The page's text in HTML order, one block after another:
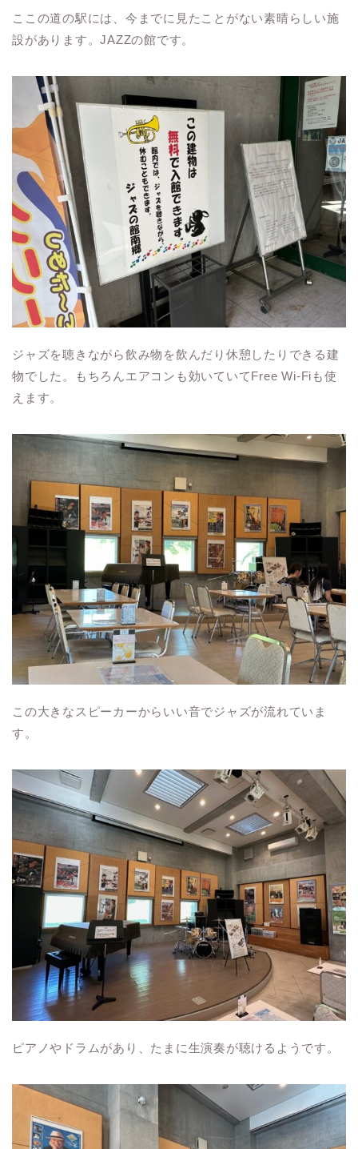
ここの道の駅には、今までに見たことがない素晴らしい施
設があります。JAZZの館です。
ジャズを聴きながら飲み物を飲んだり休憩したりできる建
物でした。もちろんエアコンも効いていてFree Wi-Fiも使
えます。
この大きなスピーカーからいい音でジャズが流れていま
す。
ピアノやドラムがあり、たまに生演奏が聴けるようです。